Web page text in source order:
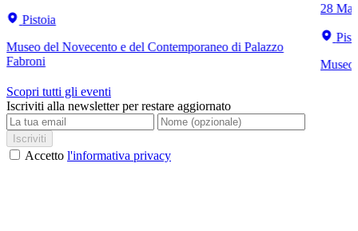
Pistoia
Museo del Novecento e del Contemporaneo di Palazzo
Fabroni
28
Museo
Scopri tutti gli eventi
Iscriviti alla newsletter per restare aggiornato
Iscriviti
Accetto l'informativa privacy